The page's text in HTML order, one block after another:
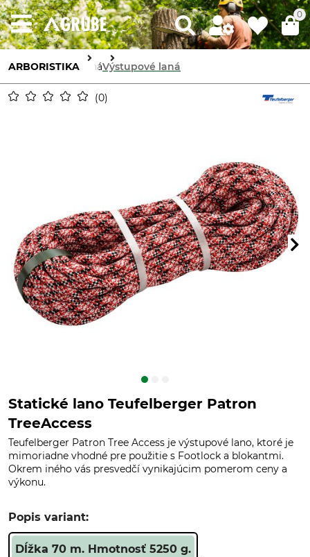
0
ARBORISTIKA LanáVýstupové laná
0
Statické lano Teufelberger Patron
TreeAccess
Teufelberger Patron Tree Access je výstupové lano, ktoré je
mimoriadne vhodné pre použitie s Footlock a blokantmi.
Okrem iného vás presvedčí vynikajúcim pomerom ceny a
výkonu.
Popis variant:
Dĺžka 70 m. Hmotnosť 5250 g.